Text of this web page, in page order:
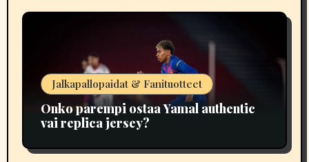
Jalkapallopaidat & Fanituotteet
Onko parempi ostaa Yamal authentic
vai replica jersey?